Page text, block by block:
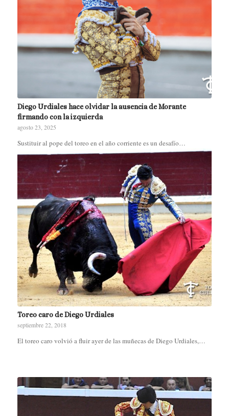
Diego Urdiales hace olvidar la ausencia de Morante
firmando con la izquierda
agosto 23, 2025
Sustituir al pope del toreo en el año corriente es un desafío…
Toreo caro de Diego Urdiales
septiembre 22, 2018
El toreo caro volvió a fluir ayer de las muñecas de Diego Urdiales,…